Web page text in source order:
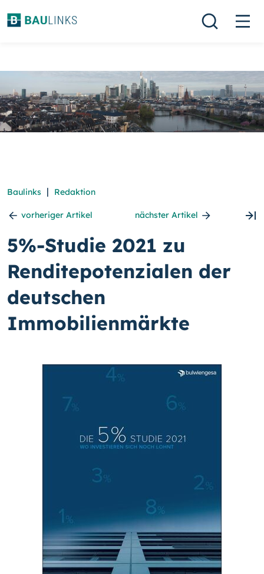
Baulinks | Redaktion
vorheriger Artikel nächster Artikel
5%-Studie 2021 zu
Renditepotenzialen der
deutschen
Immobilienmärkte